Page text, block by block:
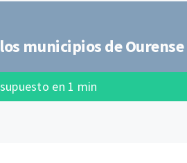
municipios de Ourense
en 1 min